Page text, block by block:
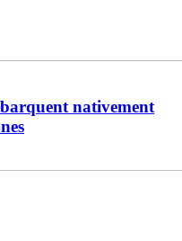
nativement